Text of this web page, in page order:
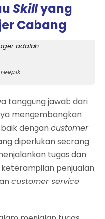
Skillyang
Cabang
tanggung jawab dari
mengembangkan
dengancustomer
diperlukan seorang
tugas dan
penjualan
customer service